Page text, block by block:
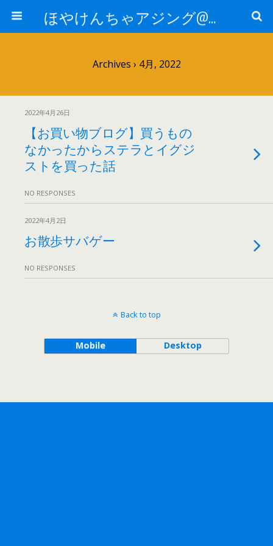
ほやけんちゃアジング@山口
Archives › 4月, 2022
2022年4月26日
【お買い物ブログ】買うもの
なかったからステラとイグジ
ストを買った話
NO RESPONSES
2022年4月2日
お散歩サバゲー
NO RESPONSES
Back to top
Mobile Desktop